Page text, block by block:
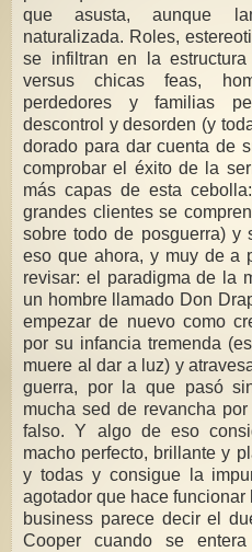
que asusta, aunque
naturalizada. Roles,
se infiltran en la
versus chicas feas,
perdedores y familias
descontrol y desorden (y
dorado para dar cuenta de
comprobar el éxito de la
más capas de esta
grandes clientes se
sobre todo de posguerra) y
eso que ahora, y muy de a
revisar: el paradigma de la
un hombre llamado Don
empezar de nuevo como
por su infancia tremenda
muere al dar a luz) y
guerra, por la que pasó
mucha sed de revancha
falso. Y algo de eso
macho perfecto, brillante y
y todas y consigue la
agotador que hace
business parece decir el
Cooper cuando se